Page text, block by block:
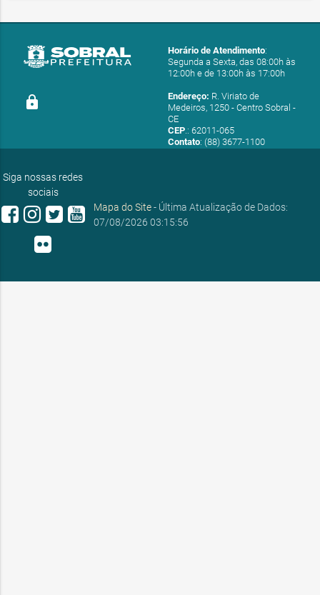
lock
Horário de Atendimento:
Segunda a Sexta, das 08:00h às
12:00h e de 13:00h às 17:00h
Endereço: R. Viriato de
Medeiros, 1250 - Centro Sobral -
CE
CEP.: 62011-065
Contato: (88) 3677-1100
Siga nossas redes
sociais
Mapa do Site- Última Atualização de Dados:
07/08/2026 03:15:56